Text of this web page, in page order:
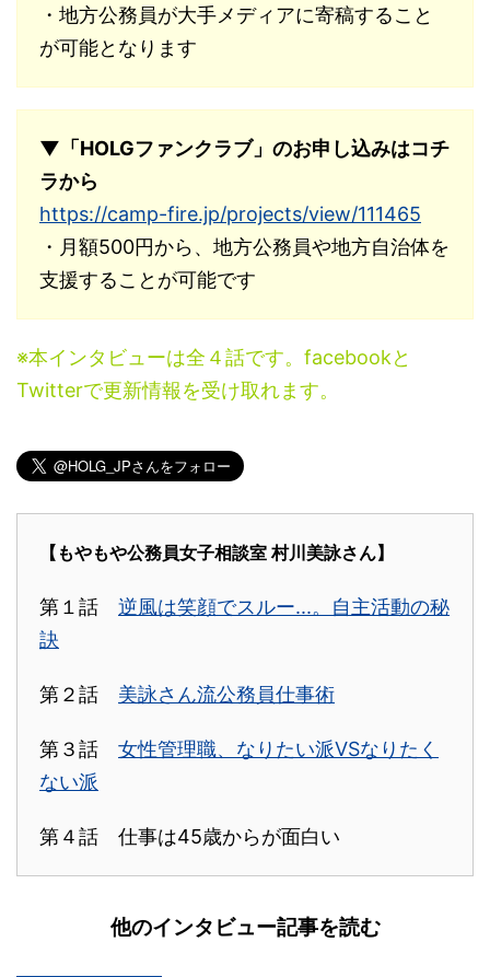
・地方公務員が大手メディアに寄稿すること
が可能となります
▼「HOLGファンクラブ」のお申し込みはコチ
ラから
https://camp-fire.jp/projects/view/111465
・月額500円から、地方公務員や地方自治体を
支援することが可能です
※本インタビューは全４話です。facebookと
Twitterで更新情報を受け取れます。
【もやもや公務員女子相談室 村川美詠さん】
第１話 逆風は笑顔でスルー...。自主活動の秘
訣
第２話 美詠さん流公務員仕事術
第３話 女性管理職、なりたい派VSなりたく
ない派
第４話 仕事は45歳からが面白い
他のインタビュー記事を読む